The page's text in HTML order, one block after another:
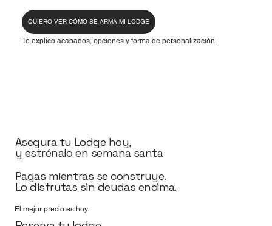
QUIERO VER CÓMO SE ARMA MI LODGE
Te explico acabados, opciones y forma de personalización.
Asegura tu Lodge hoy,
y estrénalo en semana santa
Pagas mientras se construye.
Lo disfrutas sin deudas encima.
El mejor precio es hoy.